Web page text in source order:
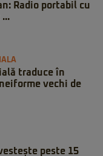
Radio portabil cu
traduce în
vechi de
peste 15